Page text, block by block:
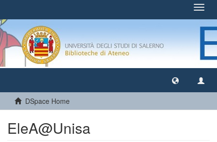
DSpace Home
EleA@Unisa